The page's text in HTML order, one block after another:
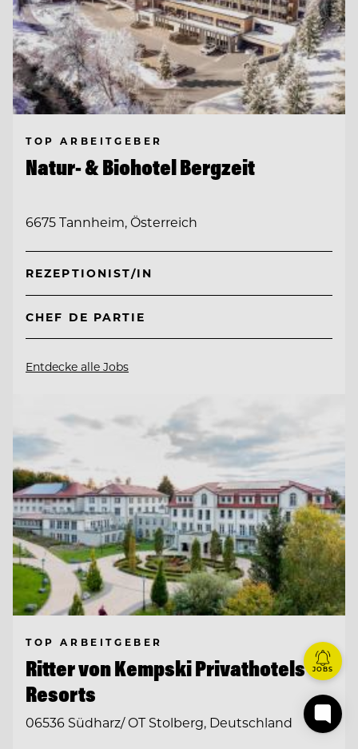
TOP ARBEITGEBER
Natur- & Biohotel Bergzeit
6675 Tannheim, Österreich
REZEPTIONIST/IN
CHEF DE PARTIE
Entdecke alle Jobs
TOP ARBEITGEBER
Ritter von Kempski Privathotels &
Resorts
06536 Südharz/ OT Stolberg, Deutschland
JOBS